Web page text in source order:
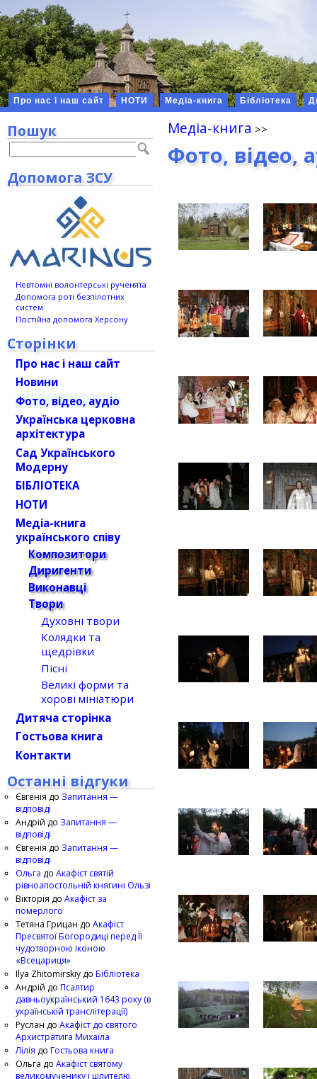
Про нас і наш сайт НОТИ Медіа-книга Бібліотека
Медіа-книга
Фото, відео,
Пошук
Допомога ЗСУ
Невтомні волонтерські рученята
Допомога роті безпілотних
систем
Постійна допомога Херсону
Сторінки
Про нас і наш сайт
Новини
Фото, відео, аудіо
Українська церковна
архітектура
Сад Українського
Модерну
БІБЛІОТЕКА
НОТИ
Медіа-книга
українського співу
Композитори
Диригенти
Виконавці
Твори
Духовні твори
Колядки та
щедрівки
Пісні
Великі форми та
хорові мініатюри
Дитяча сторінка
Гостьова книга
Контакти
Останні відгуки
Євгенія до Запитання —
відповіді
Андрій до Запитання —
відповіді
Євгенія до Запитання —
відповіді
Ольга до Акафіст святій
рівноапостольній княгині Ользі
Вікторія до Акафіст за
померлого
Тетяна Грицан до Акафіст
Пресвятої Богородиці перед Її
чудотворною іконою
«Всецариця»
Ilya Zhitomirskiy до Бібліотека
Андрій до Псалтир
давньоукраїнський 1643 року (в
українській транслітерації)
Руслан до Акафіст до святого
Архистратига Михаїла
Лілія до Гостьова книга
Ольга до Акафіст святому
великомученику і цілителю